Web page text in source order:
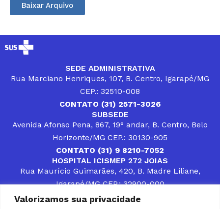
Valorizamos sua privacidade
Baixar Arquivo
SEDE ADMINISTRATIVA
Rua Marciano Henriques, 107, B. Centro, Igarapé/MG
CEP.: 32510-008
CONTATO (31) 2571-3026
SUBSEDE
Avenida Afonso Pena, 867, 19° andar, B. Centro, Belo
Horizonte/MG CEP.: 30130-905
CONTATO (31) 9 8210-7052
HOSPITAL ICISMEP 272 JOIAS
Rua Maurício Guimarães, 420, B. Madre Liliane,
Igarapé/MG CEP.: 32900-000
CONTATOS (31) 3512-4400 ou (31) 9 8309-8660
DESENVOLVER SOLUÇÕES, AÇÕES E SERVIÇOS